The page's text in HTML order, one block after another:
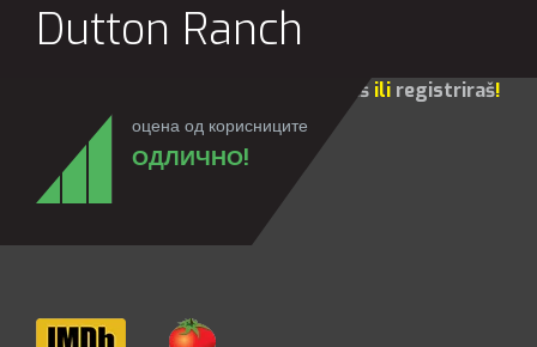
Dutton Ranch
prijaviš ili registriraš!
оцена од корисниците
ОДЛИЧНО!